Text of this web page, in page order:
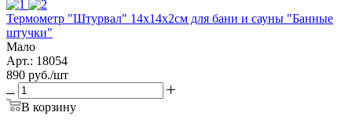
Термометр "Штурвал" 14х14х2см для бани и сауны "Банные
штучки"
Мало
Арт.: 18054
890 руб./шт
В корзину